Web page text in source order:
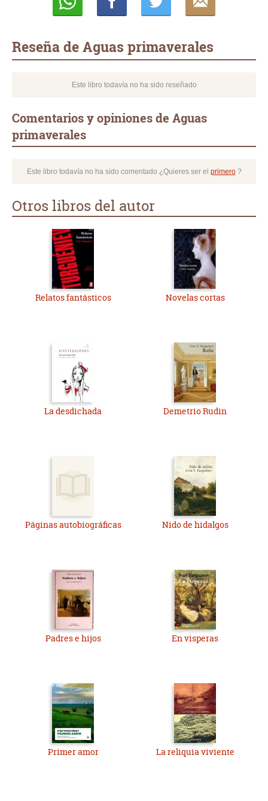
Reseña de Aguas primaverales
Este libro todavía no ha sido reseñado
Comentarios y opiniones de Aguas
primaverales
Este libro todavía no ha sido comentado ¿Quieres ser el primero?
Otros libros del autor
Relatos fantásticos Novelas cortas
La desdichada Demetrio Rudin
Páginas autobiográficas Nido de hidalgos
Padres e hijos En visperas
Primer amor La reliquia viviente